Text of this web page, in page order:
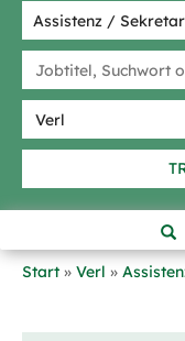
Start
Verl